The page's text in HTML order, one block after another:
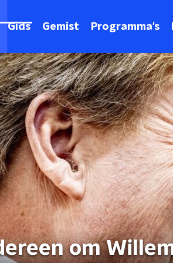
Gids Gemist Programma's
om